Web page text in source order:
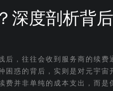
深度剖析背
后，往往会收到服务商的续
困惑的背后，实则是对元宇
费并非单纯的成本支出，而